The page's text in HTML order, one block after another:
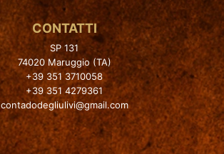
CONTATTI
SP 131
74020 Maruggio (TA)
+39 351 3710058
+39 351 4279361
contadodegliulivi@gmail.com